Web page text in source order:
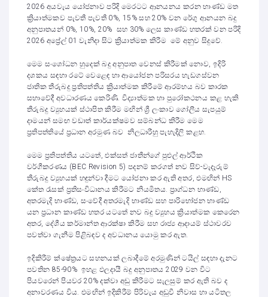
2026 අයවැය යෝජනාව පරිදි මෙරටට ආනයනය කරන භාණ්ඩ මත
ක්‍රියාත්මකව පැවතී පැවතී 0%, 15% සහ 20% වන රේගු ආනයන බදු
අනුපාතයන් 0%, 10%, 20% සහ 30% ලෙස කාණ්ඩ හතරක් වන පරිදි
2026 අප්‍රේල් 01 වැනිදා සිට ක්‍රියාත්මක කිරීම මේ අනුව සිදුවේ.
මෙම සංශෝධන හුදෙක් බදු අනුපාත වෙනස් කිරීමක් නොව, ඉදිරි
දශකය සඳහා රටේ වෙළෙඳ හා ආයෝජන පරිසරය හැඩගස්වන
ජාතික තීරුබදු ප්‍රතිපත්තිය ක්‍රියාත්මක කිරීමේ ආරම්භය බව කාරක
සභාවේදී අවධාරණය කෙරිණි. විද්‍යාත්මක හා පුරෝකථනය කළ හැකි
තීරුබදු ව්‍යුහයක් ස්ථාපිත කිරීම මඟින් ශ්‍රී ලංකාව ගෝලීය සැපයුම්
දාමයන් සමඟ වඩාත් කාර්යක්ෂමව සම්බන්ධ කිරීම මෙම
ප්‍රතිපත්තියේ ප්‍රධාන අරමුණ බව නිලධාරීහු පැහැදිලි කළහ.
මෙම ප්‍රතිපත්තිය යටතේ, එක්සත් ජාතීන්ගේ පුළුල් ආර්ථික
වර්ගීකරණය (BEC Revision 5) පදනම් කරගත් නව සිව්-වැදෑරුම්
තීරුබදු ව්‍යුහයක් හඳුන්වා දීමට යෝජනා කර ඇති අතර, එමඟින් HS
කේත රැසක් ප්‍රතිසංවිධානය කිරීමට නියමිතය. ප්‍රාග්ධන භාණ්ඩ,
අතරමැදි භාණ්ඩ, සංවේදී අතරමැදි භාණ්ඩ සහ පාරිභෝජන භාණ්ඩ
යන ප්‍රධාන කාණ්ඩ හතර යටතේ නව බදු ව්‍යුහය ක්‍රියාත්මක කෙරෙන
අතර, දේශීය කර්මාන්ත ආරක්ෂා කිරීම සහ රාජ්‍ය ආදායම් ස්ථාවරව
පවත්වා ගැනීම පිළිබඳව ද අවධානය යොමු කර ඇත.
ඉදිකිරීම් ක්ෂේත්‍රයට සහනයක් ලබාදීමේ අරමුණින් ටයිල් සඳහා දැනට
පවතින 85-90% ඉහළ ඵලදායී බදු අනුපාතය 2029 වන විට
පියවරෙන් පියවර 20% දක්වා අඩු කිරීමට සැලසුම් කර ඇති බව ද
අනාවරණය විය. එමඟින් ඉදිකිරීම් පිරිවැය අඩුවී නිවාස හා යටිතල